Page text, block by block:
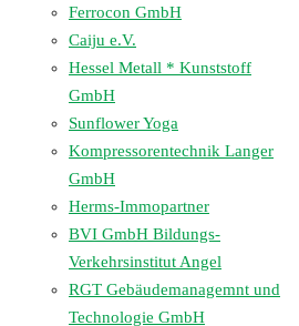
Ferrocon GmbH
Caiju e.V.
Hessel Metall * Kunststoff
GmbH
Sunflower Yoga
Kompressorentechnik Langer
GmbH
Herms-Immopartner
BVI GmbH Bildungs-
Verkehrsinstitut Angel
RGT Gebäudemanagemnt und
Technologie GmbH